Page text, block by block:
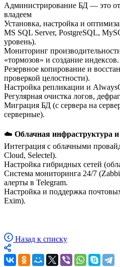
Администрирование БД — это
владеем
Установка, настройка и
MS SQL Server, PostgreSQL,
уровень).
Мониторинг
«тормозов» и создание индексов.
Резервное копирование и
проверкой целостности).
Настройка репликации и
Регулярная очистка логов,
Миграция БД (с сервера на
серверные).
☁️ Облачная инфраструктура
Интеграция с облачными
Cloud, Selectel).
Настройка гибридных сетей
Система мониторинга 24/7
алерты в Telegram.
Настройка и поддержка
Exim).
Назад к списку